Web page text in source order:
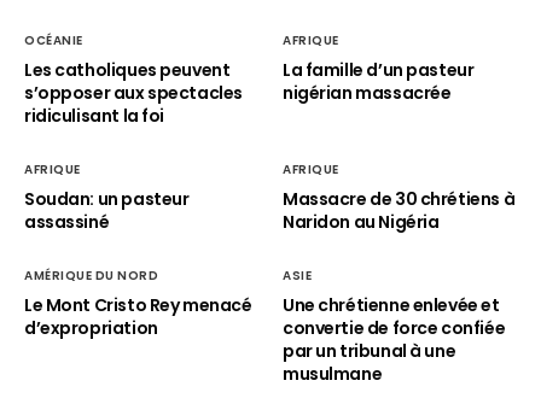
OCÉANIE
Les catholiques peuvent
s’opposer aux spectacles
ridiculisant la foi
AFRIQUE
La famille d’un pasteur
nigérian massacrée
AFRIQUE
Soudan: un pasteur
assassiné
AFRIQUE
Massacre de 30 chrétiens à
Naridon au Nigéria
AMÉRIQUE DU NORD
Le Mont Cristo Rey menacé
d’expropriation
ASIE
Une chrétienne enlevée et
convertie de force confiée
par un tribunal à une
musulmane